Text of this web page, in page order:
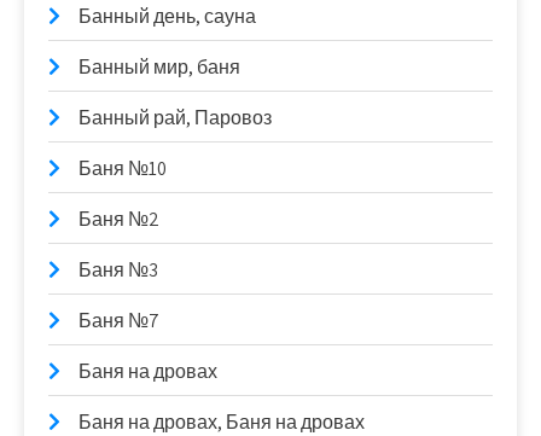
Банный день, сауна
Банный мир, баня
Банный рай, Паровоз
Баня №10
Баня №2
Баня №3
Баня №7
Баня на дровах
Баня на дровах, Баня на дровах